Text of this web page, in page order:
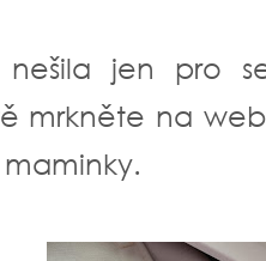
nešila jen pro
mrkněte na